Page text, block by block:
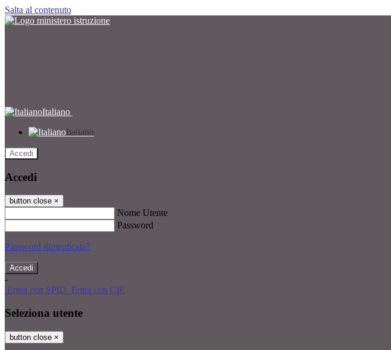
Salta al contenuto
Italiano
Italiano
Accedi
Accedi
button close ×
Nome Utente
Password
Password dimenticata?
-
Entra con SPID Entra con CIE
Seleziona utente
button close ×